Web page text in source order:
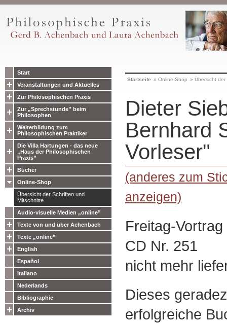
Start
Veranstaltungen und Aktuelles
Zur Philosophischen Praxis
Zur „Sprechstunde” beim
Philosophen
Weiterbildung zum
Philosophischen Praktiker
Die Villa Hartungen - das neue
„Haus der Philosophischen
Praxis”
Bücher
Online-Shop
Übersicht der Schriften und
Mitschnitte
Audio-visuelle Medien „online”
Texte von und über Achenbach
Texte „online”
English
Español
Italiano
Nederlands
Bibliographie
Archiv
Startseite » Online-Shop » Übersicht
Dieter
Bernhard
Vorleser"
(anderes zum
anzeigen)
Freitag-
CD Nr. 251
nicht mehr
Dieses
erfolgreiche